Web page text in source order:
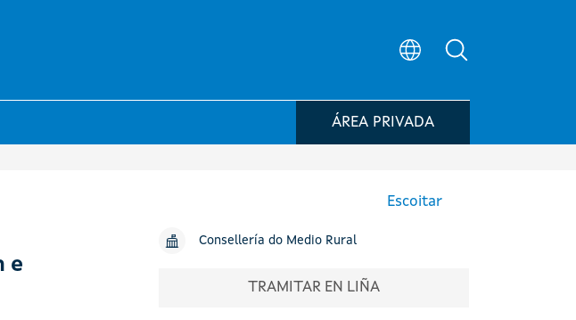
ÁREA PRIVADA
Escoitar
e
Consellería do Medio Rural
TRAMITAR EN LIÑA